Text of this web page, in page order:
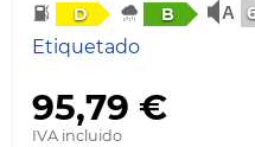
D B
Etiquetado
95,79 €
IVA incluido